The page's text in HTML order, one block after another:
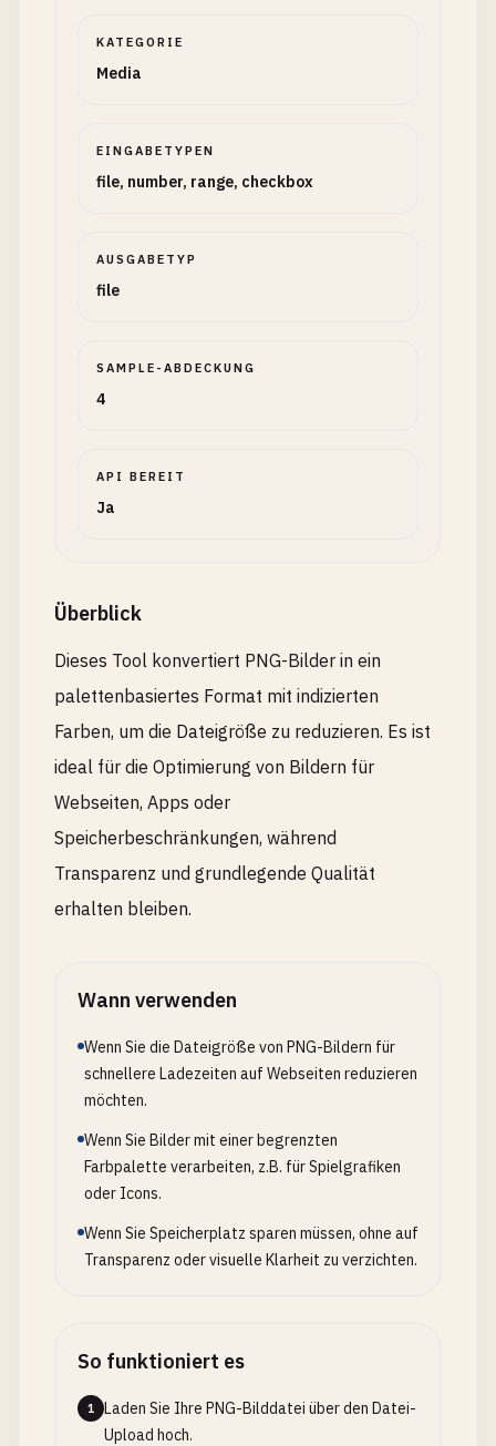
KATEGORIE
Media
EINGABETYPEN
file, number, range, checkbox
AUSGABETYP
file
SAMPLE-ABDECKUNG
4
API BEREIT
Ja
Überblick
Dieses Tool konvertiert PNG-Bilder in ein
palettenbasiertes Format mit indizierten
Farben, um die Dateigröße zu reduzieren. Es ist
ideal für die Optimierung von Bildern für
Webseiten, Apps oder
Speicherbeschränkungen, während
Transparenz und grundlegende Qualität
erhalten bleiben.
Wann verwenden
Wenn Sie die Dateigröße von PNG-Bildern für
schnellere Ladezeiten auf Webseiten reduzieren
möchten.
Wenn Sie Bilder mit einer begrenzten
Farbpalette verarbeiten, z.B. für Spielgrafiken
oder Icons.
Wenn Sie Speicherplatz sparen müssen, ohne auf
Transparenz oder visuelle Klarheit zu verzichten.
So funktioniert es
1
Laden Sie Ihre PNG-Bilddatei über den Datei-
Upload hoch.